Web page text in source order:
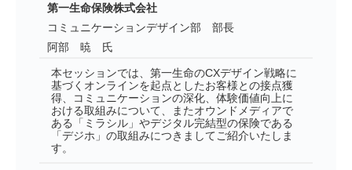
第一生命保険株式会社
コミュニケーションデザイン部 部長
阿部 暁 氏
本セッションでは、第一生命のCXデザイン戦略に
基づくオンラインを起点としたお客様との接点獲
得、コミュニケーションの深化、体験価値向上に
おける取組みについて、またオウンドメディアで
ある「ミラシル」やデジタル完結型の保険である
「デジホ」の取組みにつきましてご紹介いたしま
す。